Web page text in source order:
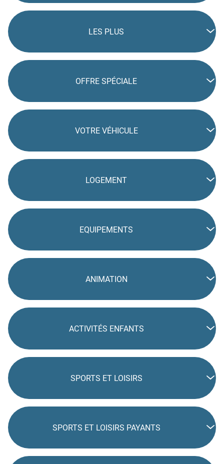
LES PLUS
OFFRE SPÉCIALE
VOTRE VÉHICULE
LOGEMENT
EQUIPEMENTS
ANIMATION
ACTIVITÉS ENFANTS
SPORTS ET LOISIRS
SPORTS ET LOISIRS PAYANTS